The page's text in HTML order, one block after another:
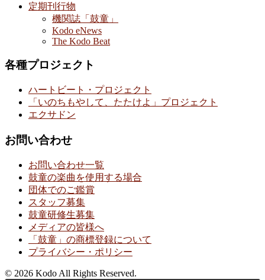
定期刊行物
機関誌「鼓童」
Kodo eNews
The Kodo Beat
各種プロジェクト
ハートビート・プロジェクト
「いのちもやして、たたけよ」プロジェクト
エクサドン
お問い合わせ
お問い合わせ一覧
鼓童の楽曲を使用する場合
団体でのご鑑賞
スタッフ募集
鼓童研修生募集
メディアの皆様へ
「鼓童」の商標登録について
プライバシー・ポリシー
© 2026 Kodo All Rights Reserved.